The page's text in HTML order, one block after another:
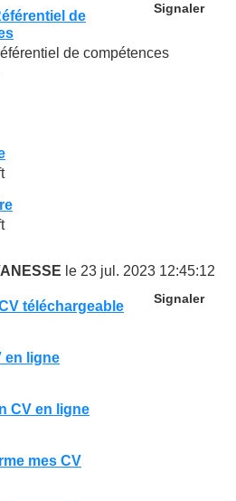
Signaler
de
de compétences
le 23 jul. 2023 12:45:12
Signaler
téléchargeable
en ligne
CV en ligne
mes CV